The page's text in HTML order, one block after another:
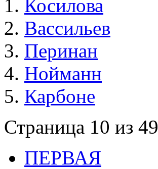
Косилова
Вассильев
Перинан
Нойманн
Карбоне
Страница 10 из 49
ПЕРВАЯ